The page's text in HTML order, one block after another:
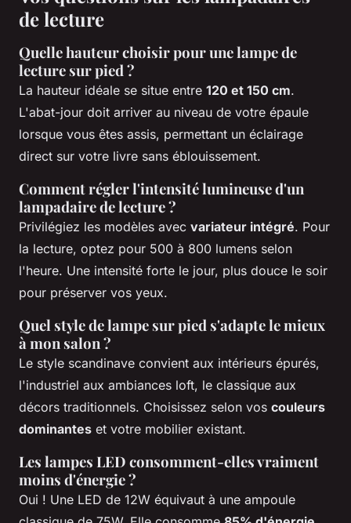
de lecture
Quelle hauteur choisir pour une lampe de
lecture sur pied ?
La hauteur idéale se situe entre 120 et 150 cm.
L'abat-jour doit arriver au niveau de votre épaule
lorsque vous êtes assis, permettant un éclairage
direct sur votre livre sans éblouissement.
Comment régler l'intensité lumineuse d'un
lampadaire de lecture ?
Privilégiez les modèles avec variateur intégré. Pour
la lecture, optez pour 500 à 800 lumens selon
l'heure. Une intensité forte le jour, plus douce le soir
pour préserver vos yeux.
Quel style de lampe sur pied s'adapte le mieux
à mon salon ?
Le style scandinave convient aux intérieurs épurés,
l'industriel aux ambiances loft, le classique aux
décors traditionnels. Choisissez selon vos couleurs
dominantes et votre mobilier existant.
Les lampes LED consomment-elles vraiment
moins d'énergie ?
Oui ! Une LED de 12W équivaut à une ampoule